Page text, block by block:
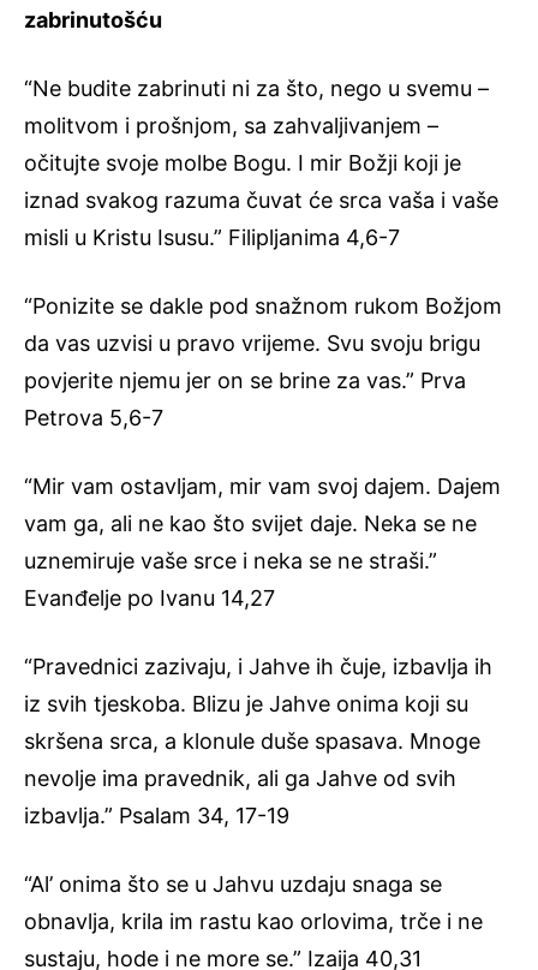
zabrinutošću
“Ne budite zabrinuti ni za što, nego u svemu –
molitvom i prošnjom, sa zahvaljivanjem –
očitujte svoje molbe Bogu. I mir Božji koji je
iznad svakog razuma čuvat će srca vaša i vaše
misli u Kristu Isusu.” Filipljanima 4,6-7
“Ponizite se dakle pod snažnom rukom Božjom
da vas uzvisi u pravo vrijeme. Svu svoju brigu
povjerite njemu jer on se brine za vas.” Prva
Petrova 5,6-7
“Mir vam ostavljam, mir vam svoj dajem. Dajem
vam ga, ali ne kao što svijet daje. Neka se ne
uznemiruje vaše srce i neka se ne straši.”
Evanđelje po Ivanu 14,27
“Pravednici zazivaju, i Jahve ih čuje, izbavlja ih
iz svih tjeskoba. Blizu je Jahve onima koji su
skršena srca, a klonule duše spasava. Mnoge
nevolje ima pravednik, ali ga Jahve od svih
izbavlja.” Psalam 34, 17-19
“Al’ onima što se u Jahvu uzdaju snaga se
obnavlja, krila im rastu kao orlovima, trče i ne
sustaju, hode i ne more se.” Izaija 40,31